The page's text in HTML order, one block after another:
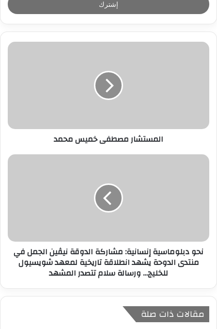
ل
ر
د
ر
ي
المستشار مصطفى خميس محمد
نحو دبلوماسية إنسانية: مشاركة الدوقة نيڤين الجمل في
منتدى الدوحة يشهد انطلاقة تاريخية لمعهد شويسيول
للخليج… ورسالة سلام تتصدر المشهد
مقالات ذات صلة